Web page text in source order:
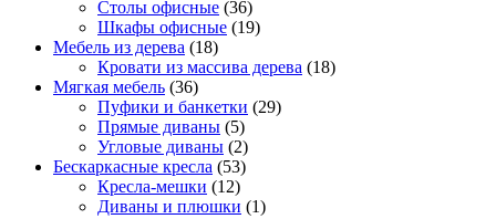
Столы офисные (36)
Шкафы офисные (19)
Мебель из дерева (18)
Кровати из массива дерева (18)
Мягкая мебель (36)
Пуфики и банкетки (29)
Прямые диваны (5)
Угловые диваны (2)
Бескаркасные кресла (53)
Кресла-мешки (12)
Диваны и плюшки (1)